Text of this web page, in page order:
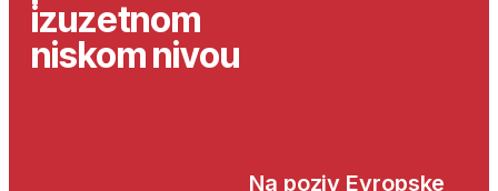
izuzetnom
niskom nivou
Na poziv Evropske